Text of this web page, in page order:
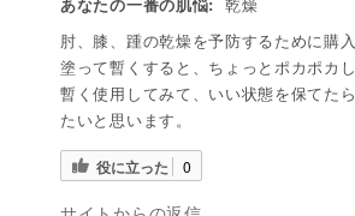
あなたの一番の肌悩:
乾燥
肘、膝、踵の乾燥を予防するために購
塗って暫くすると、ちょっとポカポカし
暫く使用してみて、いい状態を保てた
たいと思います。
役に立った 0